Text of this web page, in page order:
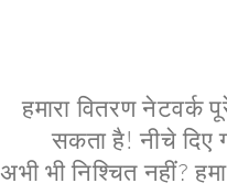
हमारा वितरण नेटवर्क
सकता है! नीचे दिए
अभी भी निश्चित नहीं?